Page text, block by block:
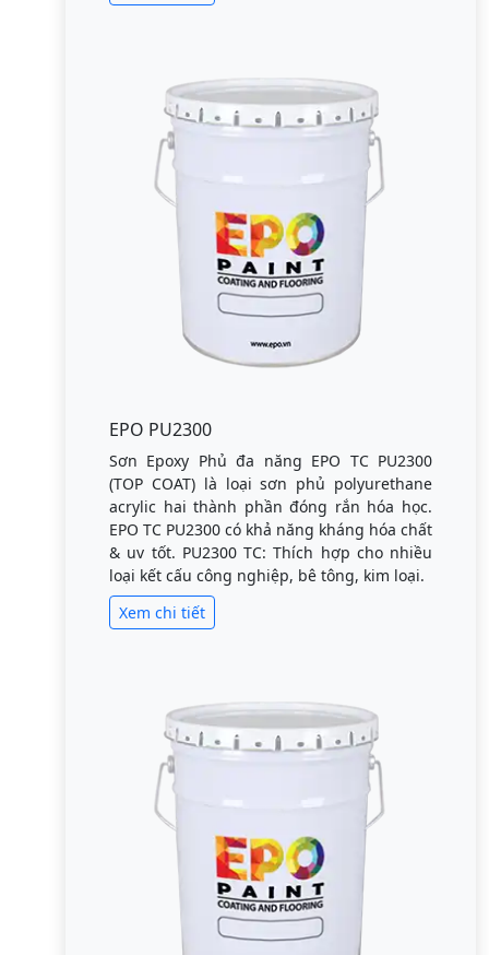
EPO PU2300
Sơn Epoxy Phủ đa năng EPO TC PU2300
(TOP COAT) là loại sơn phủ polyurethane
acrylic hai thành phần đóng rắn hóa học.
EPO TC PU2300 có khả năng kháng hóa chất
& uv tốt. PU2300 TC: Thích hợp cho nhiều
loại kết cấu công nghiệp, bê tông, kim loại.
Xem chi tiết